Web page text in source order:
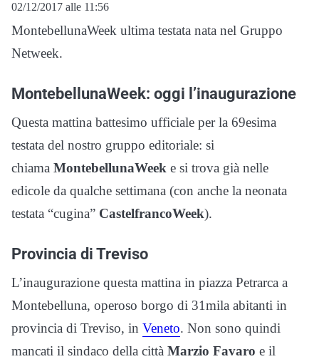
02/12/2017 alle 11:56
MontebellunaWeek ultima testata nata nel Gruppo
Netweek.
MontebellunaWeek: oggi l’inaugurazione
Questa mattina battesimo ufficiale per la 69esima
testata del nostro gruppo editoriale: si
chiama MontebellunaWeek e si trova già nelle
edicole da qualche settimana (con anche la neonata
testata “cugina” CastelfrancoWeek).
Provincia di Treviso
L’inaugurazione questa mattina in piazza Petrarca a
Montebelluna, operoso borgo di 31mila abitanti in
provincia di Treviso, in Veneto. Non sono quindi
mancati il sindaco della città Marzio Favaro e il